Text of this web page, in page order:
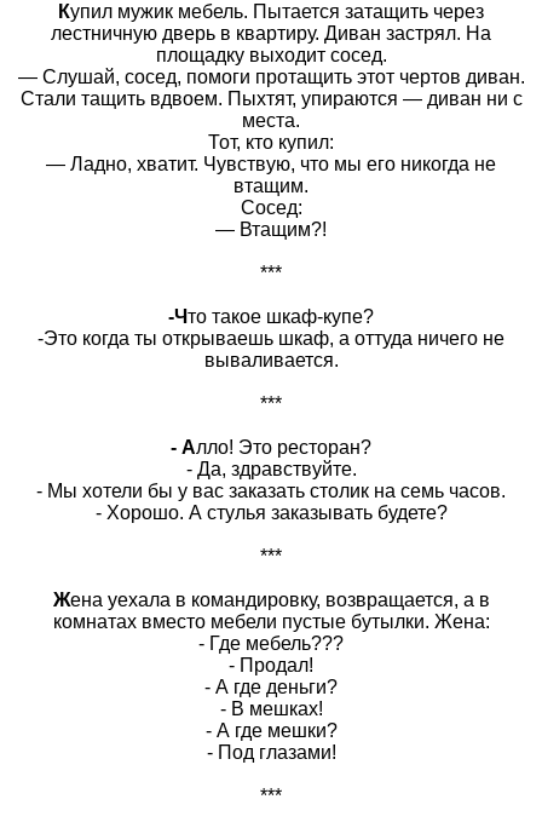
Купил мужик мебель. Пытается затащить через
лестничную дверь в квартиру. Диван застрял. На
площадку выходит сосед.
— Слушай, сосед, помоги протащить этот чертов диван.
Стали тащить вдвоем. Пыхтят, упираются — диван ни с
места.
Тот, кто купил:
— Ладно, хватит. Чувствую, что мы его никогда не
втащим.
Сосед:
— Втащим?!
***
-Что такое шкаф-купе?
-Это когда ты открываешь шкаф, а оттуда ничего не
вываливается.
***
- Алло! Это ресторан?
- Да, здравствуйте.
- Мы хотели бы у вас заказать столик на семь часов.
- Хорошо. А стулья заказывать будете?
***
Жена уехала в командировку, возвращается, а в
комнатах вместо мебели пустые бутылки. Жена:
- Где мебель???
- Продал!
- А где деньги?
- В мешках!
- А где мешки?
- Под глазами!
***